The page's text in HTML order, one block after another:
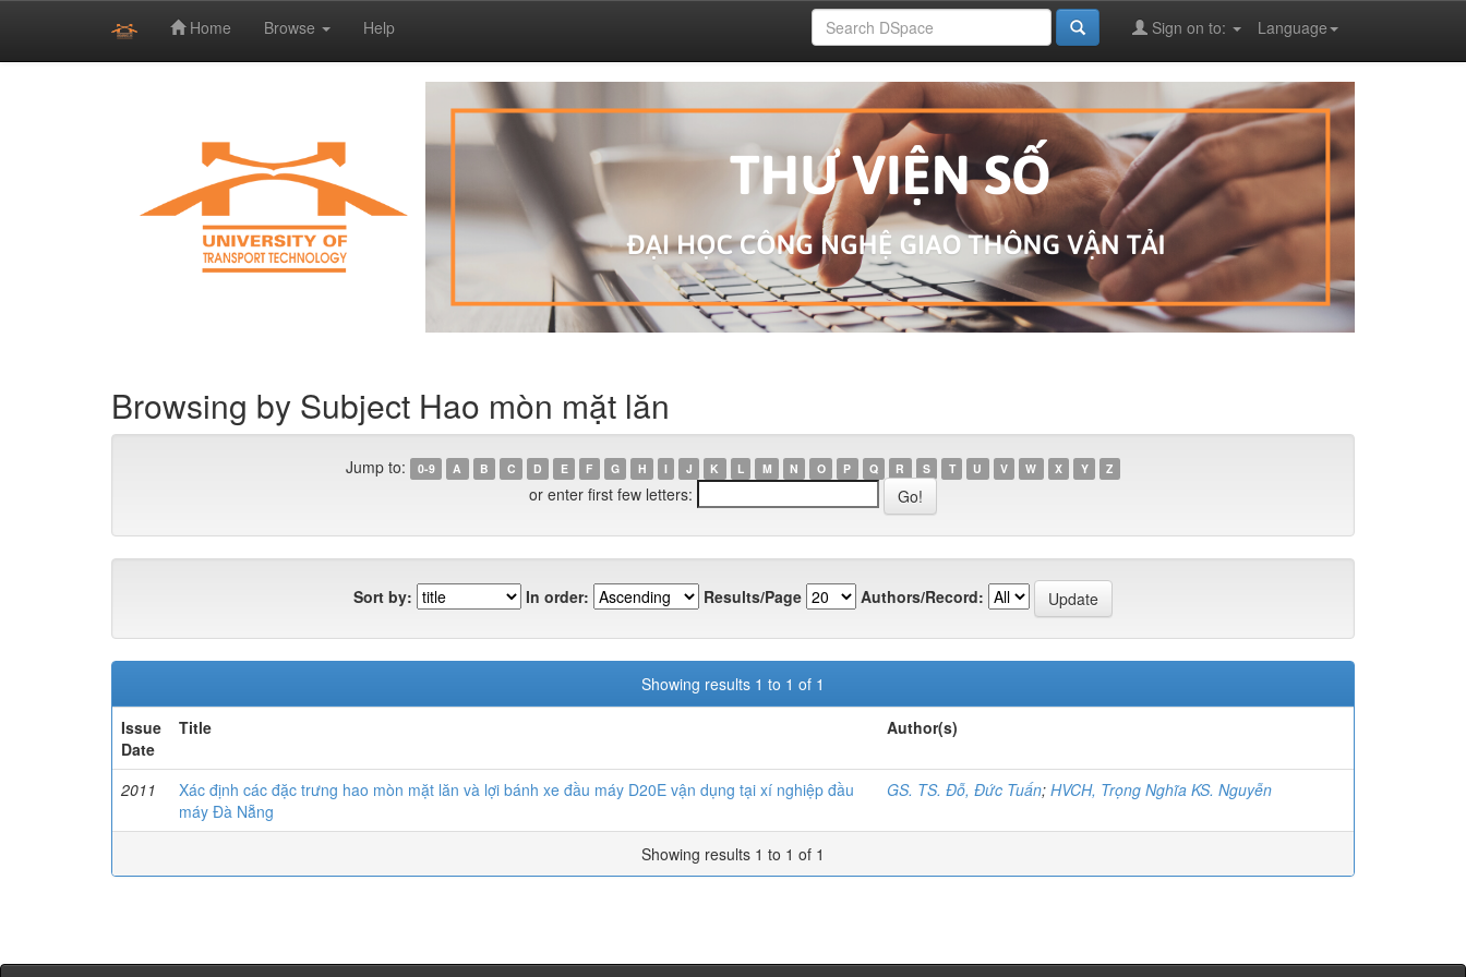
Home Browse Help Language
Sign on to:
Browsing by Subject Hao mòn mặt lăn
Jump to: 0-9 A B C D E F G H I J K L M N O P Q R S T U V W X Y Z
or enter first few letters:
Sort by: In order: Results/Page Authors/Record:
Showing results 1 to 1 of 1
Issue
Date
Title Author(s)
2011
Xác định các đặc trưng hao mòn mặt lăn và lợi bánh xe đầu máy D20E vận dụng tại xí nghiệp đầu
máy Đà Nẵng
GS. TS. Đỗ, Đức Tuấn; HVCH, Trọng Nghĩa KS. Nguyễn
Showing results 1 to 1 of 1